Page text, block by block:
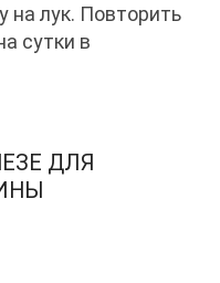
на лук. Повторить
сутки в
ДЛЯ